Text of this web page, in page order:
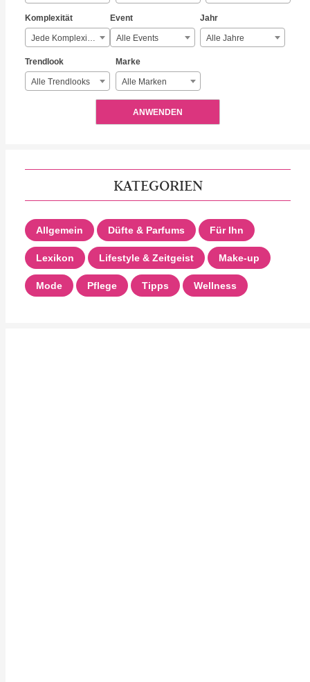
Komplexität
Jede Komplexität
Event
Alle Events
Jahr
Alle Jahre
Trendlook
Alle Trendlooks
Marke
Alle Marken
ANWENDEN
KATEGORIEN
Allgemein Düfte & Parfums Für Ihn
Lexikon Lifestyle & Zeitgeist Make-up
Mode Pflege Tipps Wellness